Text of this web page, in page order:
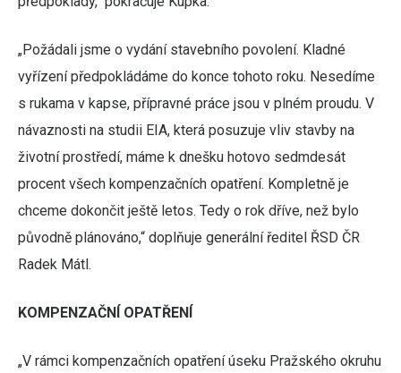
„Požádali jsme o vydání stavebního povolení. Kladné
vyřízení předpokládáme do konce tohoto roku. Nesedíme
s rukama v kapse, přípravné práce jsou v plném proudu. V
návaznosti na studii EIA, která posuzuje vliv stavby na
životní prostředí, máme k dnešku hotovo sedmdesát
procent všech kompenzačních opatření. Kompletně je
chceme dokončit ještě letos. Tedy o rok dříve, než bylo
původně plánováno,“ doplňuje generální ředitel ŘSD ČR
Radek Mátl.
KOMPENZAČNÍ OPATŘENÍ
„V rámci kompenzačních opatření úseku Pražského okruhu